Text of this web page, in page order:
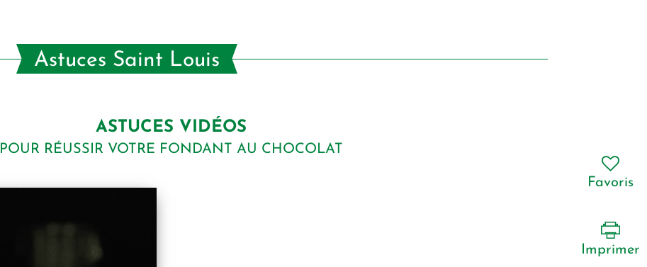
Astuces Saint Louis
ASTUCES VIDÉOS
POUR RÉUSSIR VOTRE FONDANT AU CHOCOLAT
Favoris
Imprimer